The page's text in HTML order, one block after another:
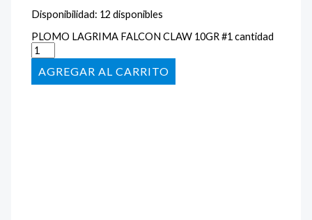
Disponibilidad: 12 disponibles
PLOMO LAGRIMA FALCON CLAW 10GR #1 cantidad
AÑADIR AL CARRITO